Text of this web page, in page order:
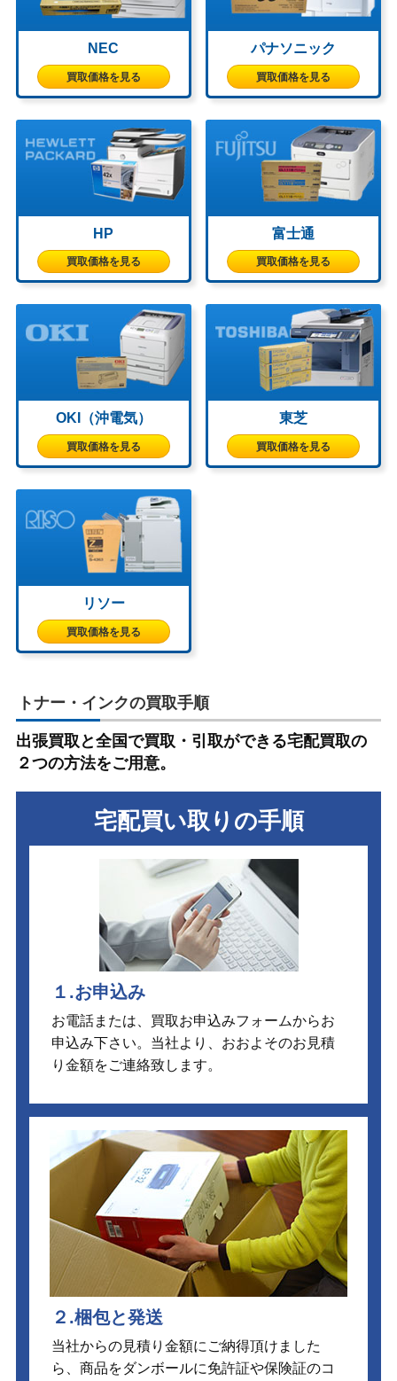
NEC
買取価格を見る
パナソニック
買取価格を見る
HP
買取価格を見る
富士通
買取価格を見る
OKI（沖電気）
買取価格を見る
東芝
買取価格を見る
リソー
買取価格を見る
トナー・インクの買取手順
出張買取と全国で買取・引取ができる宅配買取の
２つの方法をご用意。
宅配買い取りの手順
１.お申込み
お電話または、買取お申込みフォームからお
申込み下さい。当社より、おおよそのお見積
り金額をご連絡致します。
２.梱包と発送
当社からの見積り金額にご納得頂けました
ら、商品をダンボールに免許証や保険証のコ